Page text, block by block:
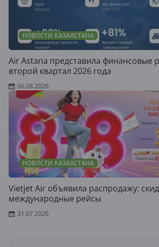
НОВОСТИ КАЗАХСТАНА
Air Astana представила финансовые
второй квартал 2026 года
06.08.2026
НОВОСТИ КАЗАХСТАНА
Vietjet Air объявила распродажу:
международные рейсы
31.07.2026